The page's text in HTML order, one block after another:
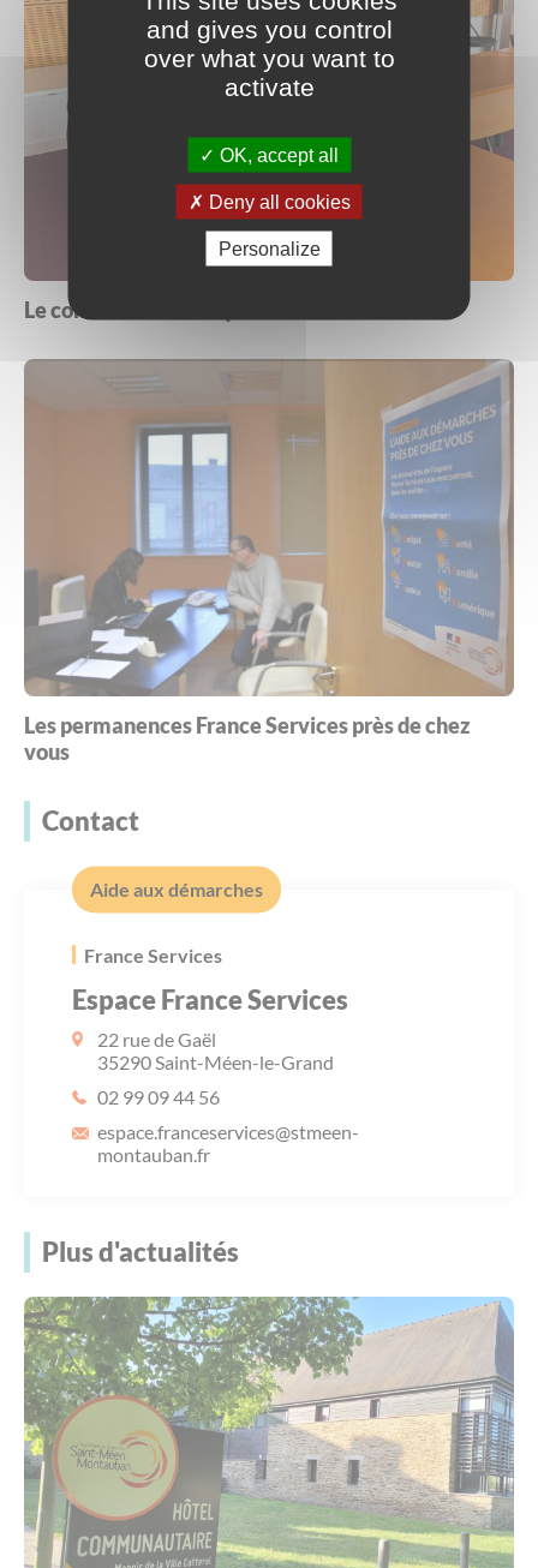
Le conseiller numérique
Les permanences France Services près de chez
vous
Contact
Aide aux démarches
France Services
Espace France Services
22 rue de Gaël
35290 Saint-Méen-le-Grand
02 99 09 44 56
espace.franceservices@stmeen-
montauban.fr
Plus d'actualités
and gives you control
over what you want to
activate
OK, accept all
Deny all cookies
Personalize